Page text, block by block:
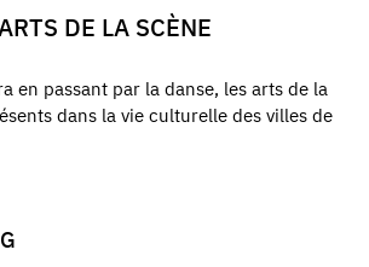
DE LA SCÈNE
en passant par la danse, les arts de la
dans la vie culturelle des villes de